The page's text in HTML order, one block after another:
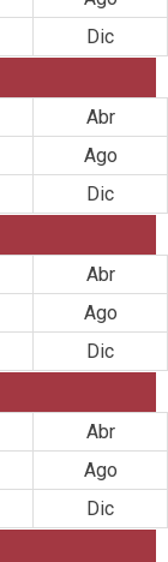
Dic
Abr
Ago
Dic
Abr
Ago
Dic
Abr
Ago
Dic